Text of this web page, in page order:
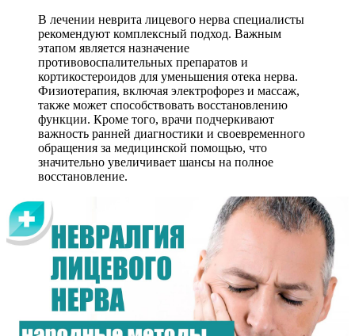
В лечении неврита лицевого нерва специалисты
рекомендуют комплексный подход. Важным
этапом является назначение
противовоспалительных препаратов и
кортикостероидов для уменьшения отека нерва.
Физиотерапия, включая электрофорез и массаж,
также может способствовать восстановлению
функции. Кроме того, врачи подчеркивают
важность ранней диагностики и своевременного
обращения за медицинской помощью, что
значительно увеличивает шансы на полное
восстановление.